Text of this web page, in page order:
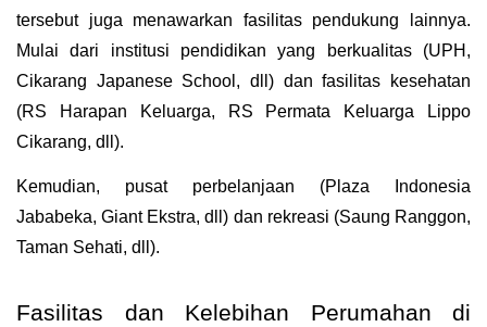
tersebut juga menawarkan fasilitas pendukung lainnya.
Mulai dari institusi pendidikan yang berkualitas (UPH,
Cikarang Japanese School, dll) dan fasilitas kesehatan
(RS Harapan Keluarga, RS Permata Keluarga Lippo
Cikarang, dll).
Kemudian, pusat perbelanjaan (Plaza Indonesia
Jababeka, Giant Ekstra, dll) dan rekreasi (Saung Ranggon,
Taman Sehati, dll).
Fasilitas dan Kelebihan Perumahan di